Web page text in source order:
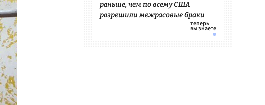
раньше, чем по всему США
разрешили межрасовые браки